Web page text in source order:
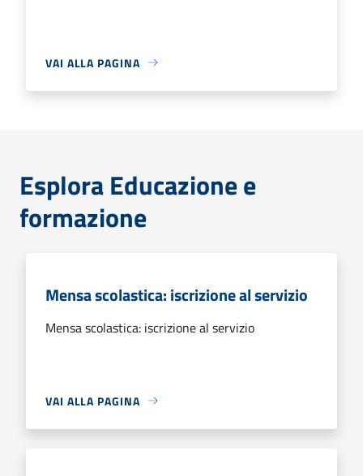
VAI ALLA PAGINA
Esplora Educazione e
formazione
Mensa scolastica: iscrizione al servizio
Mensa scolastica: iscrizione al servizio
VAI ALLA PAGINA